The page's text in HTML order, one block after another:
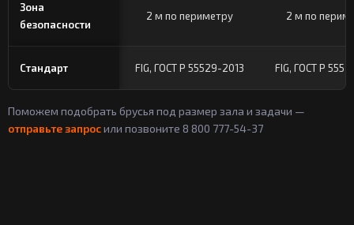
Зона
безопасности
2 м по периметру 2 м по
Стандарт FIG, ГОСТ Р 55529-2013 FIG, ГОСТ Р
Поможем подобрать брусья под размер зала и задачи —
отправьте запросили позвоните 8 800 777-54-37